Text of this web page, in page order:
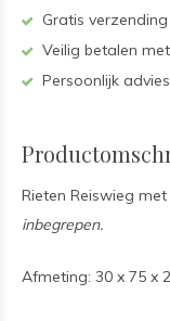
Gratis
Veilig betalen
Persoonlijk
Rieten Reiswieg
inbegrepen.
Afmeting: 30 x 75 x